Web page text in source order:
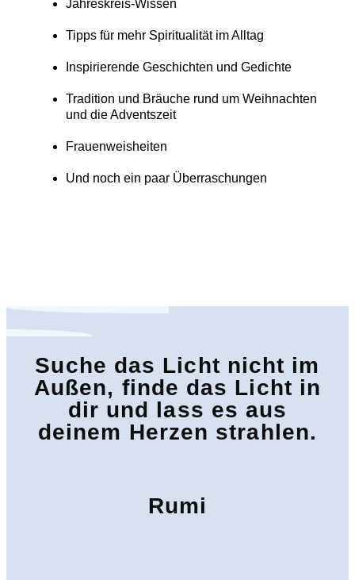
Jahreskreis-Wissen
Tipps für mehr Spiritualität im Alltag
Inspirierende Geschichten und Gedichte
Tradition und Bräuche rund um Weihnachten
und die Adventszeit
Frauenweisheiten
Und noch ein paar Überraschungen
Suche das Licht nicht im
Außen, finde das Licht in
dir und lass es aus
deinem Herzen strahlen.
Rumi